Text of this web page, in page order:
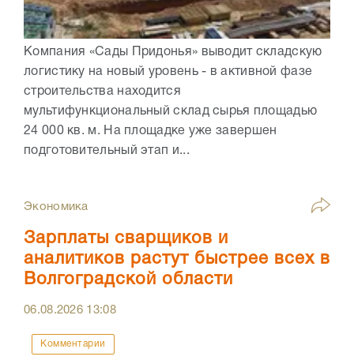
Компания «Сады Придонья» выводит складскую
логистику на новый уровень - в активной фазе
строительства находится
мультифункциональный склад сырья площадью
24 000 кв. м. На площадке уже завершен
подготовительный этап и...
Экономика
Зарплаты сварщиков и
аналитиков растут быстрее всех в
Волгоградской области
06.08.2026 13:08
Комментарии